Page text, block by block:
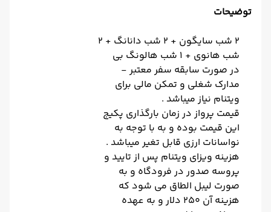
توضیحات
2 شب سایگون + 2 شب دانانگ + 2
شب هانوی + 1 شب هالونگ بی
در صورت سابقه سفر معتبر -
مدارک شغلی و تمکن مالی برای
ویتنام نیاز میباشد .
قیمت پرواز در زمان بارگذاری پکیج
این قیمت بوده و به با توجه به
نواسانات ارزی قابل تغیر میباشد .
هزینه ویزای ویتنام پس از تایید و
پروسه صدور در فرودگاه و به
صورت لیبل الطاق می شود که
هزینه آن 250 دلار و به عهده